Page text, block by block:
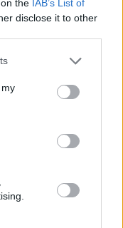
the IAB’s List of
disclose it to other
or more Google
You may click to
third-party tags to
in below Google
az F1-es